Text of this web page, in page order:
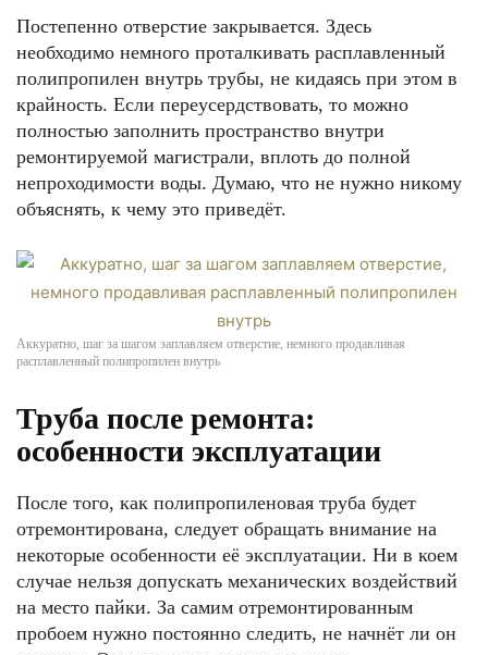
Постепенно отверстие закрывается. Здесь
необходимо немного проталкивать расплавленный
полипропилен внутрь трубы, не кидаясь при этом в
крайность. Если переусердствовать, то можно
полностью заполнить пространство внутри
ремонтируемой магистрали, вплоть до полной
непроходимости воды. Думаю, что не нужно никому
объяснять, к чему это приведёт.
Аккуратно, шаг за шагом заплавляем отверстие, немного продавливая
расплавленный полипропилен внутрь
Труба после ремонта:
особенности эксплуатации
После того, как полипропиленовая труба будет
отремонтирована, следует обращать внимание на
некоторые особенности её эксплуатации. Ни в коем
случае нельзя допускать механических воздействий
на место пайки. За самим отремонтированным
пробоем нужно постоянно следить, не начнёт ли он